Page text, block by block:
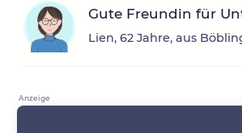
Gute Freundin für
Lien, 62 Jahre, aus